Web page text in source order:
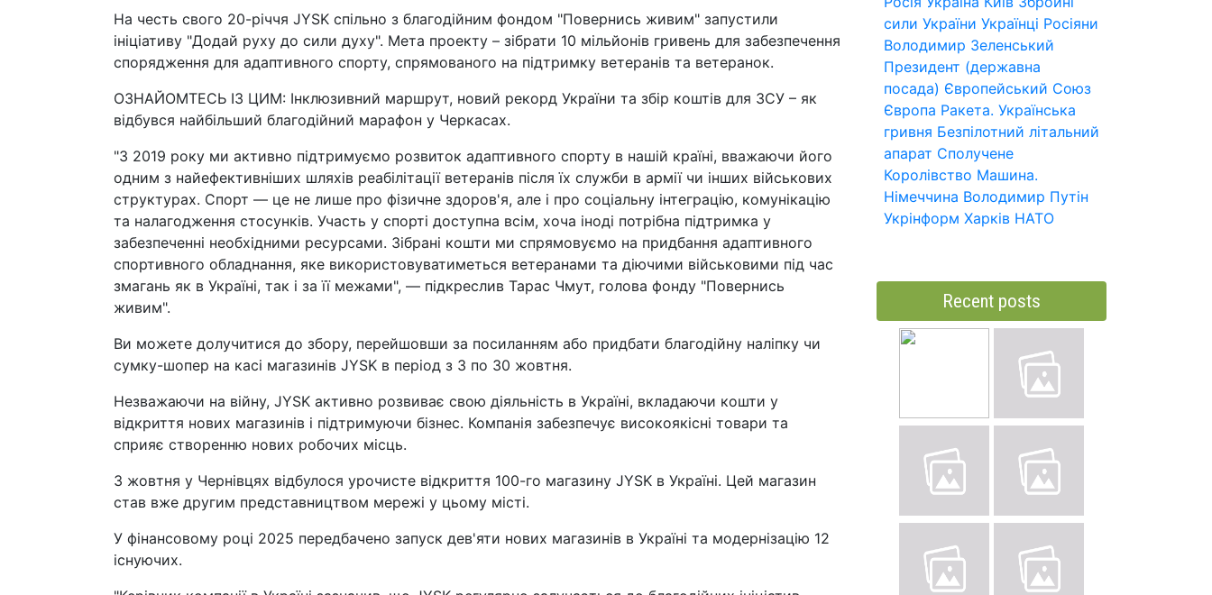
На честь свого 20-річчя JYSK спільно з благодійним фондом "Повернись живим" запустили
ініціативу "Додай руху до сили духу". Мета проекту – зібрати 10 мільйонів гривень для забезпечення
спорядження для адаптивного спорту, спрямованого на підтримку ветеранів та ветеранок.
ОЗНАЙОМТЕСЬ ІЗ ЦИМ: Інклюзивний маршрут, новий рекорд України та збір коштів для ЗСУ – як
відбувся найбільший благодійний марафон у Черкасах.
"З 2019 року ми активно підтримуємо розвиток адаптивного спорту в нашій країні, вважаючи його
одним з найефективніших шляхів реабілітації ветеранів після їх служби в армії чи інших військових
структурах. Спорт — це не лише про фізичне здоров'я, але і про соціальну інтеграцію, комунікацію
та налагодження стосунків. Участь у спорті доступна всім, хоча іноді потрібна підтримка у
забезпеченні необхідними ресурсами. Зібрані кошти ми спрямовуємо на придбання адаптивного
спортивного обладнання, яке використовуватиметься ветеранами та діючими військовими під час
змагань як в Україні, так і за її межами", — підкреслив Тарас Чмут, голова фонду "Повернись
живим".
Ви можете долучитися до збору, перейшовши за посиланням або придбати благодійну наліпку чи
сумку-шопер на касі магазинів JYSK в період з 3 по 30 жовтня.
Незважаючи на війну, JYSK активно розвиває свою діяльність в Україні, вкладаючи кошти у
відкриття нових магазинів і підтримуючи бізнес. Компанія забезпечує високоякісні товари та
сприяє створенню нових робочих місць.
3 жовтня у Чернівцях відбулося урочисте відкриття 100-го магазину JYSK в Україні. Цей магазин
став вже другим представництвом мережі у цьому місті.
У фінансовому році 2025 передбачено запуск дев'яти нових магазинів в Україні та модернізацію 12
існуючих.
сили України Українці Росіяни
Володимир Зеленський
Президент (державна
посада) Європейський Союз
Європа Ракета. Українська
гривня Безпілотний літальний
апарат Сполучене
Королівство Машина.
Німеччина Володимир Путін
Укрінформ Харків НАТО
Recent posts